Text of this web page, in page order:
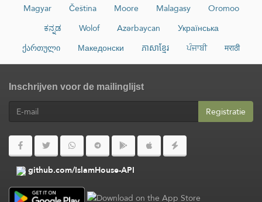
Magyar
Čeština Moore Malagasy
Oromoo
ಕನ್ನಡ
Wolof Azərbaycan
Українська
ქართული
Македонски ភាសាខ្មែរ ਪੰਜਾਬੀ मराठी
Inschrijven voor de mailinglijst
Registratie
github.com/IslamHouse-API